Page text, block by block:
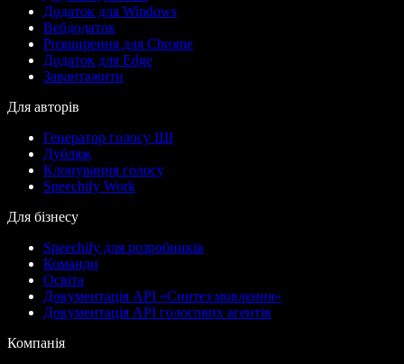
Додаток для Windows
Вебдодаток
Розширення для Chrome
Додаток для Edge
Завантажити
Для авторів
Генератор голосу ШІ
Дубляж
Клонування голосу
Speechify Work
Для бізнесу
Speechify для розробників
Команди
Освіта
Документація API «Синтез мовлення»
Документація API голосових агентів
Компанія